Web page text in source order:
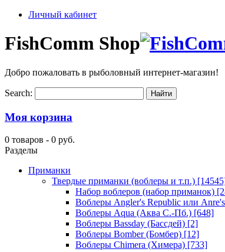
Личный кабинет
FishComm Shop
Добро пожаловать в рыболовный интернет-магазин!
Search:
Моя корзина
0 товаров - 0 руб.
Разделы
Приманки
Твердые приманки (воблеры и т.п.)
Набор воблеров (набор приманок)
Воблеры Angler's Republic или
Воблеры Aqua (Аква С.-Пб.) [648]
Воблеры Bassday (Бассдей) [2]
Воблеры Bomber (Бомбер) [12]
Воблеры Chimera (Химера) [733]